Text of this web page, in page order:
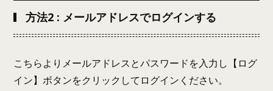
方法2 : メールアドレスでログインする
こちらよりメールアドレスとパスワードを入力し【ログ
イン】ボタンをクリックしてログインください。